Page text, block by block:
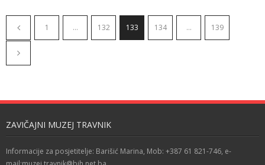
1 … 132 133 134 … 139
ZAVIČAJNI MUZEJ TRAVNIK
Informacije za posjetitelje: Barišić Marina, Mob: +387 61 821-746, e-